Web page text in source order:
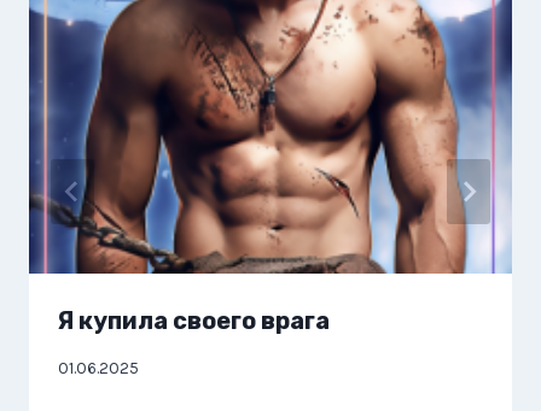
Я купила своего врага
01.06.2025